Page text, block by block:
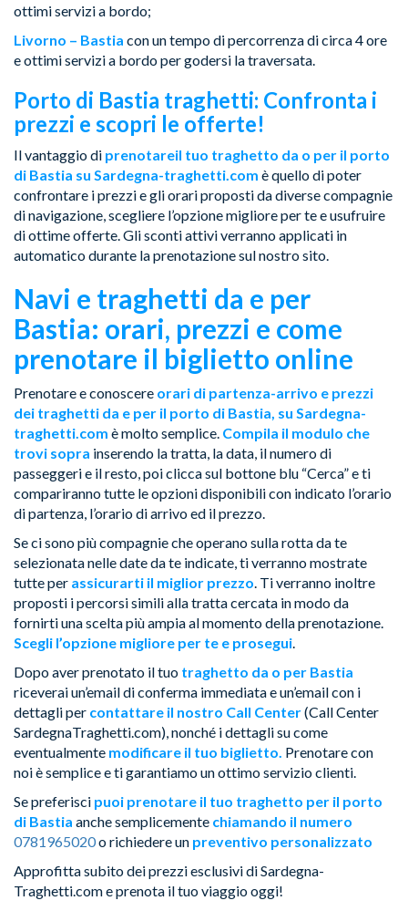
ottimi servizi a bordo;
Livorno – Bastia con un tempo di percorrenza di circa 4 ore
e ottimi servizi a bordo per godersi la traversata.
Porto di Bastia traghetti: Confronta i
prezzi e scopri le offerte!
Il vantaggio di prenotareil tuo traghetto da o per il porto
di Bastia su Sardegna-traghetti.com è quello di poter
confrontare i prezzi e gli orari proposti da diverse compagnie
di navigazione, scegliere l’opzione migliore per te e usufruire
di ottime offerte. Gli sconti attivi verranno applicati in
automatico durante la prenotazione sul nostro sito.
Navi e traghetti da e per
Bastia: orari, prezzi e come
prenotare il biglietto online
Prenotare e conoscere orari di partenza-arrivo e prezzi
dei traghetti da e per il porto di Bastia, su Sardegna-
traghetti.com è molto semplice. Compila il modulo che
trovi sopra inserendo la tratta, la data, il numero di
passeggeri e il resto, poi clicca sul bottone blu “Cerca” e ti
compariranno tutte le opzioni disponibili con indicato l’orario
di partenza, l’orario di arrivo ed il prezzo.
Se ci sono più compagnie che operano sulla rotta da te
selezionata nelle date da te indicate, ti verranno mostrate
tutte per assicurarti il miglior prezzo . Ti verranno inoltre
proposti i percorsi simili alla tratta cercata in modo da
fornirti una scelta più ampia al momento della prenotazione.
Scegli l’opzione migliore per te e prosegui
Dopo aver prenotato il tuo traghetto da o per Bastia
riceverai un’email di conferma immediata e un’email con i
dettagli per contattare il nostro Call Center(Call Center
SardegnaTraghetti.com), nonché i dettagli su come
eventualmente modificare il tuo biglietto. Prenotare con
noi è semplice e ti garantiamo un ottimo servizio clienti.
Se preferisci puoi prenotare il tuo traghetto per il porto
di Bastia anche semplicemente chiamando il numero
0781965020o richiedere un preventivo personalizzato
Approfitta subito dei prezzi esclusivi di Sardegna-
Traghetti.com e prenota il tuo viaggio oggi!